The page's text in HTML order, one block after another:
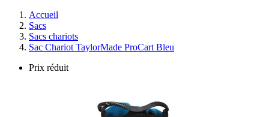
Accueil
Sacs
Sacs chariots
Sac Chariot TaylorMade ProCart Bleu
Prix réduit